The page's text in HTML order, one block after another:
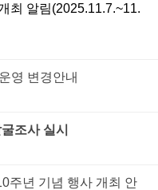
최 알림(2025.11.7.~11.
영 변경안내
조사 실시
주년 기념 행사 개최 안